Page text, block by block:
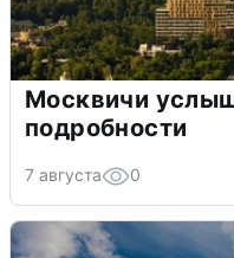
Москвичи
подробности
7 августа 0